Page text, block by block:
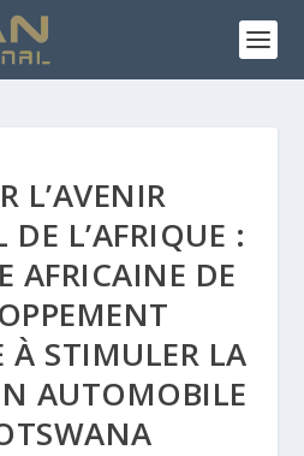
L’AVENIR
L’AFRIQUE :
AFRICAINE DE
À STIMULER LA
AUTOMOBILE